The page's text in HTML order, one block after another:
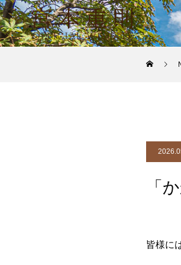
「
皆様に